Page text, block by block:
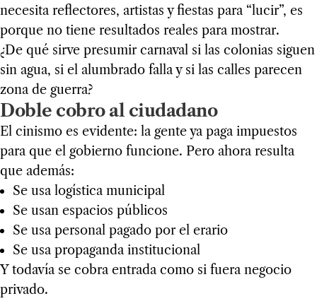
necesita reflectores, artistas y fiestas para “lucir”, es
porque no tiene resultados reales para mostrar.
¿De qué sirve presumir carnaval si las colonias siguen
sin agua, si el alumbrado falla y si las calles parecen
zona de guerra?
Doble cobro al ciudadano
El cinismo es evidente: la gente ya paga impuestos
para que el gobierno funcione. Pero ahora resulta
que además:
Se usa logística municipal
Se usan espacios públicos
Se usa personal pagado por el erario
Se usa propaganda institucional
Y todavía se cobra entrada como si fuera negocio
privado.